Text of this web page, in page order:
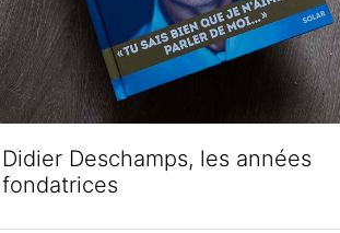
Didier Deschamps, les années
fondatrices